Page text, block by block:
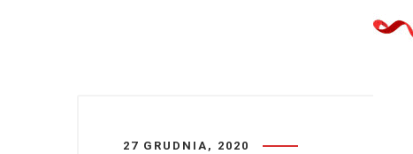
27 GRUDNIA, 2020